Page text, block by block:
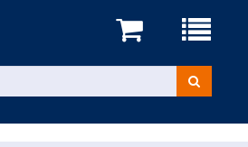
Menü
Kurse
suchen